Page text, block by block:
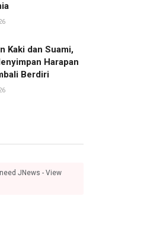
Kaki dan Suami,
Harapan
Berdiri
JNews - View